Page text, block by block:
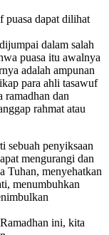
puasa dapat dilihat
dalam salah
puasa itu awalnya
adalah ampunan
para ahli tasawuf
ramadhan dan
rahmat atau
sebuah penyiksaan
mengurangi dan
Tuhan, menyehatkan
menumbuhkan
ini, kita